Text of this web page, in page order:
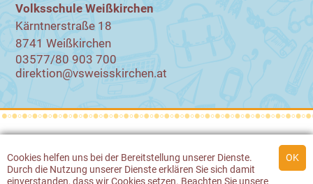
Cookies helfen uns bei der Bereitstellung unserer Dienste.
Durch die Nutzung unserer Dienste erklären Sie sich damit
einverstanden, dass wirCookiessetzen. Beachten Sie unsere
Volksschule Weißkirchen
Kärntnerstraße 18
8741 Weißkirchen
03577/80 903 700
direktion@vsweisskirchen.at
© 2026 Volksschule Weißkirchen
Werbeagentur Gössler & Sailer